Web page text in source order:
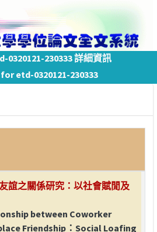
0320121-230333 詳細資訊
etd-0320121-230333
誼之關係研究：以社會賦閒及
between Coworker
Friendship：Social Loafing